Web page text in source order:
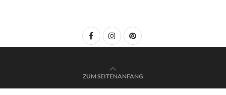
ZUM SEITENANFANG